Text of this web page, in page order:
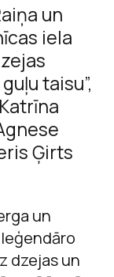
un
iela
taisu”,
Ģirts
un
dzejas un